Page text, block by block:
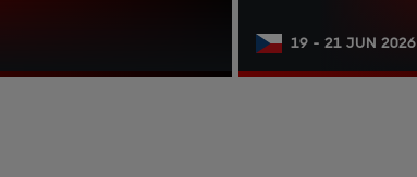
19 - 21 JUN 2026